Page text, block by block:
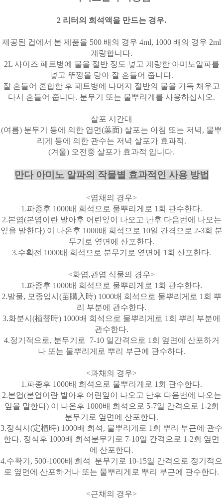
2 리터의 희석액을 만드는 경우.
제공된 컵에서 본 제품을 500 배의 경우 4ml, 1000 배의 경우 2ml
계량합니다.
2L 사이즈 페트병에 물을 절반 정도 넣고 계량한 아미노알파를
넣고 뚜껑을 당아 잘 흔들어 줍니다.
잘 흔들어 혼합한 후 페트병에 나머지 절반의 물을 가득 채우고
다시 흔들어 줍니다. 분무기 또는 물뿌리게를 사용하십시오.
살포 시간대
(여름) 분무기 등에 의한 엽면(葉面) 살포는 아침 또는 저녁, 물뿌
리게 등에 의한 관수는 저녁 살포가 효과적.
(겨울) 오전중 살포가 효과적 입니다.
만다 아미노 알파의 작물별 효과적인 사용 방법
<엽채의 경우>
1.파종후 1000배 희석으로 물뿌리게로 1 회 관수한다.
2.본엽(본엽이란 발아후 어린잎이 나오고 난후 다음번에 나오는
잎을 말한다) 이 나온후 1000배 희석으로 10일 간격으로 2-3회 분
무기로 옆면에 산포한다.
3.수확전 1000배 희석으로 분무기로 옆면에 1 회 산포한다.
<화엽,관엽 식물의 경우>
1.파종후 1000배 희석으로 물뿌리게로 1 회 관수한다.
2.발물, 모종입시 (苗購入時) 1000배 희석으로 물뿌리게로 1 회 뿌
리 부분에 관수한다.
3.화분시 (植替時) 1000배 희석으로 물뿌리게로 1 회 뿌리 부분에
관수한다.
4.정기적으로, 분무기로 7-10 일간격으로 1 회 옆면에 산포하거
나 또는 물뿌리게로 뿌리 부근에 관수하다.
<과채의 경우>
1.파종후 1000배 희석으로 물뿌리게로 1 회 관수한다.
2.본엽(본엽이란 발아후 어린잎이 나오고 난후 다음번에 나오는
잎을 말한다) 이 나온후 1000배 희석으로 5-7일 간격으로 1-2회
분무기로 옆면에 산포한다.
3.정식시 (定植時) 1000배 희석, 물뿌리게로 1 회 뿌리 부근에 관수
한다. 정식후 1000배 희석분무기로 7-10일 간격으로 1-2회 옆면
에 산포한다.
4.수확기 , 500-1000배 희석 분무기로 10-15일 간격으로 정기적으
로 옆면에 산포하거나 또는 물뿌리게로 뿌리 부근에 관수한다.
<근채의 경우>